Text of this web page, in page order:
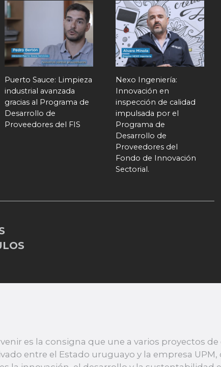
Puerto Sauce: Limpieza
industrial avanzada
gracias al Programa de
Desarrollo de
Proveedores del FIS
Nexo Ingeniería:
Innovación en
inspección de calidad
impulsada por el
Programa de
Desarrollo de
Proveedores del
Fondo de Innovación
Sectorial.
es la consigna que une a varios proyectos
entre el Estado uruguayo y la empresa UPM,